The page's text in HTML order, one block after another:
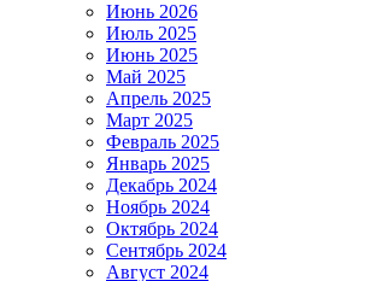
Июнь 2026
Июль 2025
Июнь 2025
Май 2025
Апрель 2025
Март 2025
Февраль 2025
Январь 2025
Декабрь 2024
Ноябрь 2024
Октябрь 2024
Сентябрь 2024
Август 2024